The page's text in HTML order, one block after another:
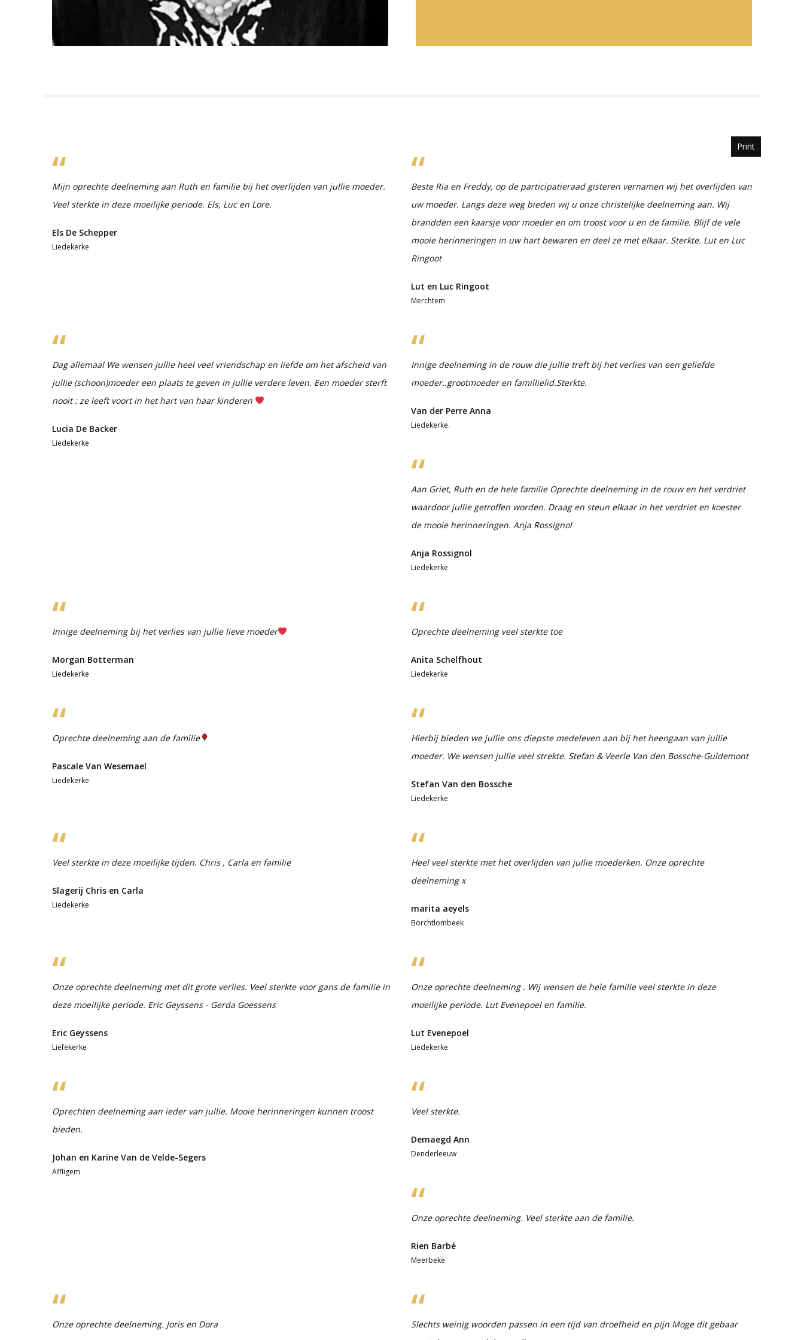
Print
Mijn oprechte deelneming aan Ruth en familie bij het overlijden van jullie moeder.
Veel sterkte in deze moeilijke periode. Els, Luc en Lore.
Els De Schepper
Liedekerke
Beste Ria en Freddy, op de participatieraad gisteren vernamen wij het overlijden van
uw moeder. Langs deze weg bieden wij u onze christelijke deelneming aan. Wij
brandden een kaarsje voor moeder en om troost voor u en de familie. Blijf de vele
mooie herinneringen in uw hart bewaren en deel ze met elkaar. Sterkte. Lut en Luc
Ringoot
Lut en Luc Ringoot
Merchtem
Dag allemaal We wensen jullie heel veel vriendschap en liefde om het afscheid van
jullie (schoon)moeder een plaats te geven in jullie verdere leven. Een moeder sterft
nooit : ze leeft voort in het hart van haar kinderen
Lucia De Backer
Liedekerke
Innige deelneming in de rouw die jullie treft bij het verlies van een geliefde
moeder..grootmoeder en famillielid.Sterkte.
Van der Perre Anna
Liedekerke.
Aan Griet, Ruth en de hele familie Oprechte deelneming in de rouw en het verdriet
waardoor jullie getroffen worden. Draag en steun elkaar in het verdriet en koester
de mooie herinneringen. Anja Rossignol
Anja Rossignol
Liedekerke
Innige deelneming bij het verlies van jullie lieve moeder
Morgan Botterman
Liedekerke
Oprechte deelneming veel sterkte toe
Anita Schelfhout
Liedekerke
Oprechte deelneming aan de familie
Pascale Van Wesemael
Liedekerke
Hierbij bieden we jullie ons diepste medeleven aan bij het heengaan van jullie
moeder. We wensen jullie veel strekte. Stefan & Veerle Van den Bossche-Guldemont
Stefan Van den Bossche
Liedekerke
Veel sterkte in deze moeilijke tijden. Chris , Carla en familie
Slagerij Chris en Carla
Liedekerke
Heel veel sterkte met het overlijden van jullie moederken. Onze oprechte
deelneming x
marita aeyels
Borchtlombeek
Onze oprechte deelneming met dit grote verlies. Veel sterkte voor gans de familie in
deze moeilijke periode. Eric Geyssens - Gerda Goessens
Eric Geyssens
Liefekerke
Onze oprechte deelneming . Wij wensen de hele familie veel sterkte in deze
moeilijke periode. Lut Evenepoel en familie.
Lut Evenepoel
Liedekerke
Oprechten deelneming aan ieder van jullie. Mooie herinneringen kunnen troost
bieden.
Johan en Karine Van de Velde-Segers
Affligem
Veel sterkte.
Demaegd Ann
Denderleeuw
Onze oprechte deelneming. Veel sterkte aan de familie.
Rien Barbé
Meerbeke
Onze oprechte deelneming. Joris en Dora
Slechts weinig woorden passen in een tijd van droefheid en pijn Moge dit gebaar